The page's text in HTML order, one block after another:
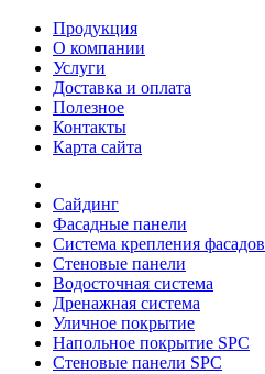
Продукция
О компании
Услуги
Доставка и оплата
Полезное
Контакты
Карта сайта
Сайдинг
Фасадные панели
Система крепления фасадов
Стеновые панели
Водосточная система
Дренажная система
Уличное покрытие
Напольное покрытие SPC
Стеновые панели SPC